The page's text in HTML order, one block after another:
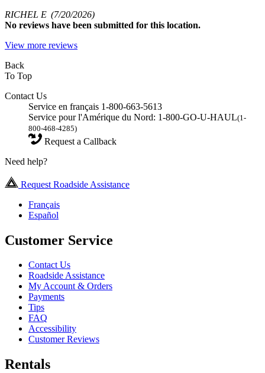
RICHEL E (7/20/2026)
No reviews have been submitted for this location.
View more reviews
Back
To Top
Contact Us
Service en français 1-800-663-5613
Service pour l'Amérique du Nord: 1-800-GO-U-HAUL(1-
800-468-4285)
Request a Callback
Need help?
Request Roadside Assistance
Français
Español
Customer Service
Contact Us
Roadside Assistance
My Account & Orders
Payments
Tips
FAQ
Accessibility
Customer Reviews
Rentals